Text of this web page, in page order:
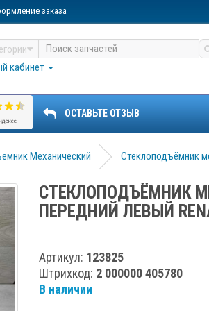
заказа
кабинет
ОСТАВЬТЕ ОТЗЫВ
Механический Стеклоподъёмник
СТЕКЛОПОДЪЁМНИК
ПЕРЕДНИЙ ЛЕВЫЙ
Артикул: 123825
Штрихкод: 2 000000 405780
В наличии